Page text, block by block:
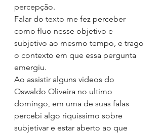
percepção.
Falar do texto me fez perceber
como fluo nesse objetivo e
subjetivo ao mesmo tempo, e trago
o contexto em que essa pergunta
emergiu.
Ao assistir alguns videos do
Oswaldo Oliveira no ultimo
domingo, em uma de suas falas
percebi algo riquíssimo sobre
subjetivar e estar aberto ao que